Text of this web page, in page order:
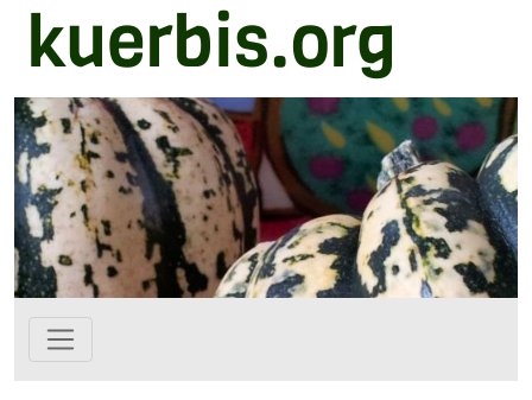
Zum Hauptinhalt springen
kuerbis.org